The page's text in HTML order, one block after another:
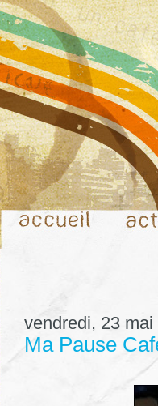
vendredi, 23 mai
Ma Pause